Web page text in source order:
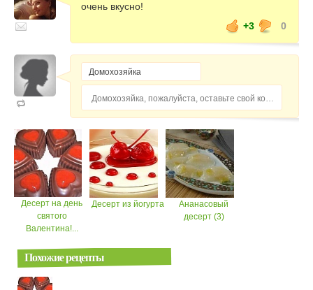
очень вкусно!
+3
0
Домохозяйка, пожалуйста, оставьте свой комментарий...
Десерт на день
святого
Валентина!...
Десерт из йогурта
Ананасовый
десерт (3)
Похожие рецепты